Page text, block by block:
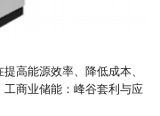
高能源效率、降低成本、
商业储能：峰谷套利与应
显著降低电力成本，提高